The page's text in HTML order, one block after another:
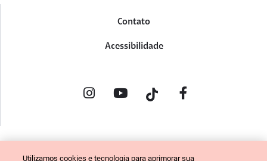
Contato
Acessibilidade
Utilizamos cookies e tecnologia para aprimorar sua